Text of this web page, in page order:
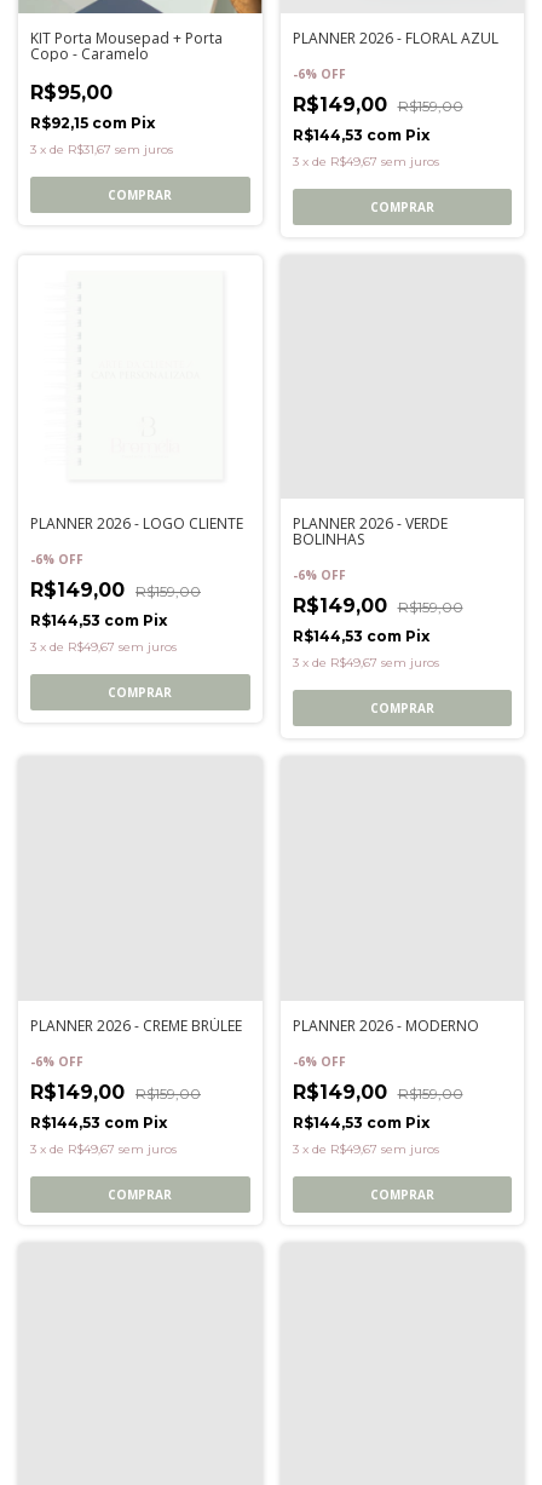
KIT Porta Mousepad + Porta
Copo - Caramelo
R$95,00
R$92,15 com Pix
3 x de R$31,67 sem juros
COMPRAR
PLANNER 2026 - FLORAL AZUL
-6% OFF
R$149,00 R$159,00
R$144,53 com Pix
3 x de R$49,67 sem juros
COMPRAR
PLANNER 2026 - LOGO CLIENTE
-6% OFF
R$149,00 R$159,00
R$144,53 com Pix
3 x de R$49,67 sem juros
COMPRAR
PLANNER 2026 - VERDE
BOLINHAS
-6% OFF
R$149,00 R$159,00
R$144,53 com Pix
3 x de R$49,67 sem juros
COMPRAR
PLANNER 2026 - CREME BRÚLEE
-6% OFF
R$149,00 R$159,00
R$144,53 com Pix
3 x de R$49,67 sem juros
COMPRAR
PLANNER 2026 - MODERNO
-6% OFF
R$149,00 R$159,00
R$144,53 com Pix
3 x de R$49,67 sem juros
COMPRAR